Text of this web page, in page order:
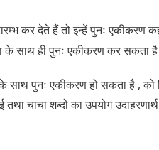
कर देते हैं तो इन्हें पुनः एकीकरण
साथ ही पुनः एकीकरण कर सकता है
साथ पुनः एकीकरण हो सकता है , को
चाचा शब्दों का उपयोग